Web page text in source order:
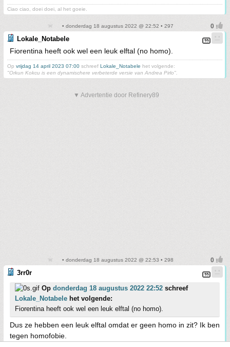
Ciao ciao, doei doei, al het goeie.
• donderdag 18 augustus 2022 @ 22:52 • 297
Lokale_Notabele
Fiorentina heeft ook wel een leuk elftal (no homo).
Op vrijdag 14 april 2023 07:00 schreef Lokale_Notabele het volgende:
"Orkun Kokcu is een dynamischere verbeterde versie van Andrea Pirlo".
▼ Advertentie door Refinery89
• donderdag 18 augustus 2022 @ 22:53 • 298
3rr0r
Op donderdag 18 augustus 2022 22:52 schreef
Lokale_Notabele het volgende:
Fiorentina heeft ook wel een leuk elftal (no homo).
Dus ze hebben een leuk elftal omdat er geen homo in zit? Ik ben
tegen homofobie.